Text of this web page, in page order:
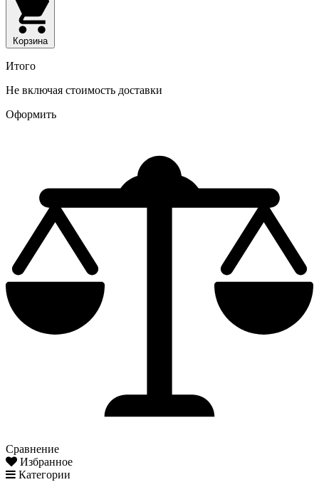
Корзина
Итого
Не включая стоимость доставки
Оформить
Сравнение
Избранное
Категории